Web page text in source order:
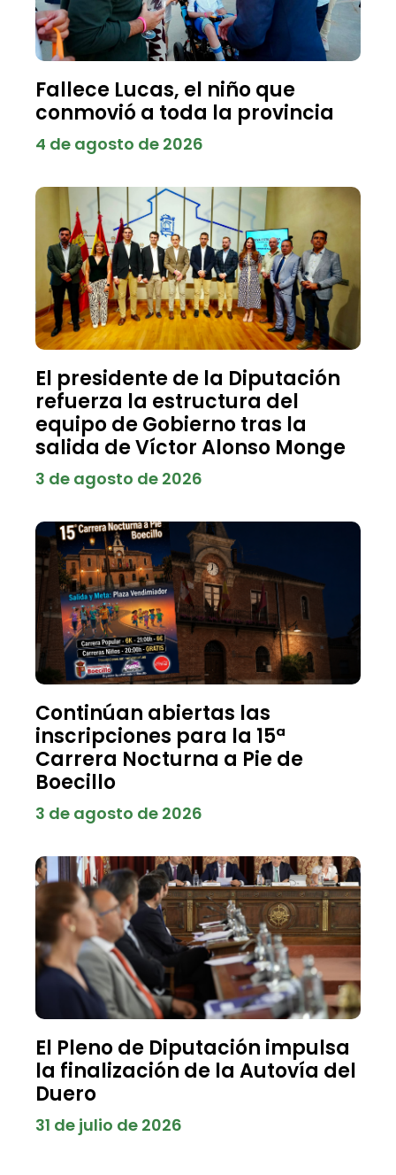
Fallece Lucas, el niño que
conmovió a toda la provincia
4 de agosto de 2026
El presidente de la Diputación
refuerza la estructura del
equipo de Gobierno tras la
salida de Víctor Alonso Monge
3 de agosto de 2026
Continúan abiertas las
inscripciones para la 15ª
Carrera Nocturna a Pie de
Boecillo
3 de agosto de 2026
El Pleno de Diputación impulsa
la finalización de la Autovía del
Duero
31 de julio de 2026